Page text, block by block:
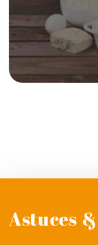
Astuces